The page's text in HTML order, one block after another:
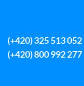
(+420) 325 513 052
(+420) 800 992 277